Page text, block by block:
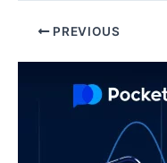
Post PREVIOUS